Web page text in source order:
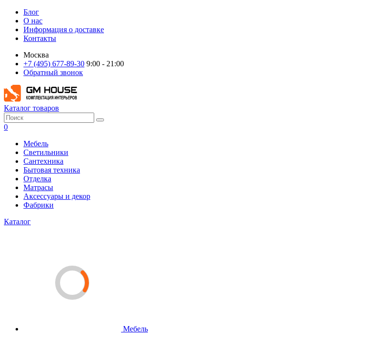
Блог
О нас
Информация о доставке
Контакты
Москва
+7 (495) 677-89-30 9:00 - 21:00
Обратный звонок
Каталог товаров
0
Мебель
Светильники
Сантехника
Бытовая техника
Отделка
Матрасы
Аксессуары и декор
Фабрики
Каталог
Мебель